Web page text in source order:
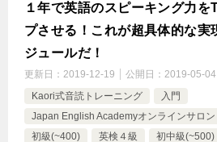
１年で英語のスピーキング力を
プさせる！これが超具体的な実
ジュールだ！
更新日： 2019-12-19 公開日： 2019-05-04
Kaori式音読トレーニング
入門
Japan English Academyオンラインサロン
初級(~400)
英検４級 初中級(~500)